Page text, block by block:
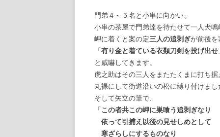
門弟４～５名と小串に向かい、
小串の茶屋で門弟達を待たせて一人犬鳴
岬に着くと案の定三人の追剥ぎが前後を
「有り金と着ている衣類刀剣を投げ出せ
と威嚇してきます。
虎之助はその三人をまたたくまに打ち据
丸裸にして街道沿いの松に縛り付けまし
そして矢立の筆で、
「この者共この岬に巣喰う追剥ぎなり
依って引捕え以後の見せしめとして
寒ざらしにするものなり